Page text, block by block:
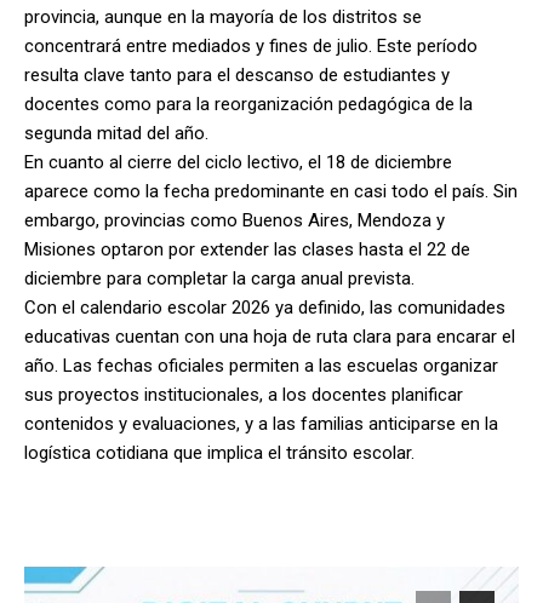
provincia, aunque en la mayoría de los distritos se
concentrará entre mediados y fines de julio. Este período
resulta clave tanto para el descanso de estudiantes y
docentes como para la reorganización pedagógica de la
segunda mitad del año.
En cuanto al cierre del ciclo lectivo, el 18 de diciembre
aparece como la fecha predominante en casi todo el país. Sin
embargo, provincias como Buenos Aires, Mendoza y
Misiones optaron por extender las clases hasta el 22 de
diciembre para completar la carga anual prevista.
Con el calendario escolar 2026 ya definido, las comunidades
educativas cuentan con una hoja de ruta clara para encarar el
año. Las fechas oficiales permiten a las escuelas organizar
sus proyectos institucionales, a los docentes planificar
contenidos y evaluaciones, y a las familias anticiparse en la
logística cotidiana que implica el tránsito escolar.